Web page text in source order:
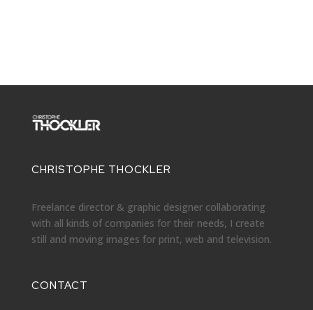
CHRISTOPHE THOCKLER
Freelance director & graphic designer collaborating
with all kinds of companies for their needs, I create
still and moving images for print, web and television.
CONTACT